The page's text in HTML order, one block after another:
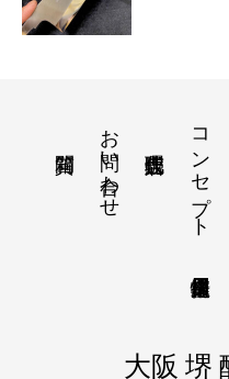
コンセプト
お問い合わせ
大阪 堺